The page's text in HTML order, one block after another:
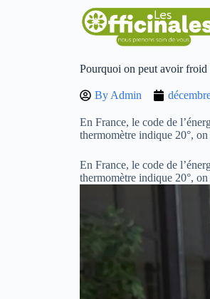
Pourquoi on peut avoir froid
By Admin
En France, le code de
thermomètre indique 20°,
En France, le code de
thermomètre indique 20°,